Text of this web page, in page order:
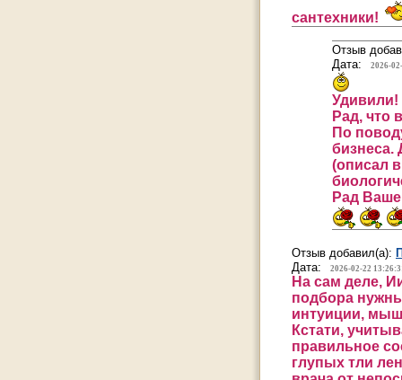
сантехники!
Отзыв
Дата:
2026-
Удивили!
Рад, что
По
бизнеса.
(описал
Рад
Отзыв добавил(а):
Дата:
2026-02-22
На сам деле,
подбора
интуиции,
Кстати,
правильное
глупых тли